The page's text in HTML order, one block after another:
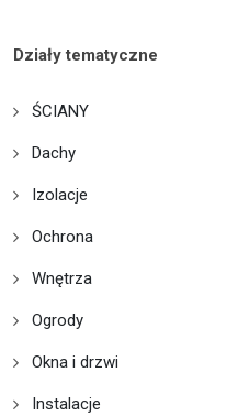
Działy tematyczne
ŚCIANY
Dachy
Izolacje
Ochrona
Wnętrza
Ogrody
Okna i drzwi
Instalacje